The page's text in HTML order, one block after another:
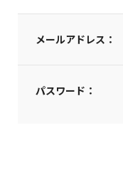
メールアドレス：
パスワード：